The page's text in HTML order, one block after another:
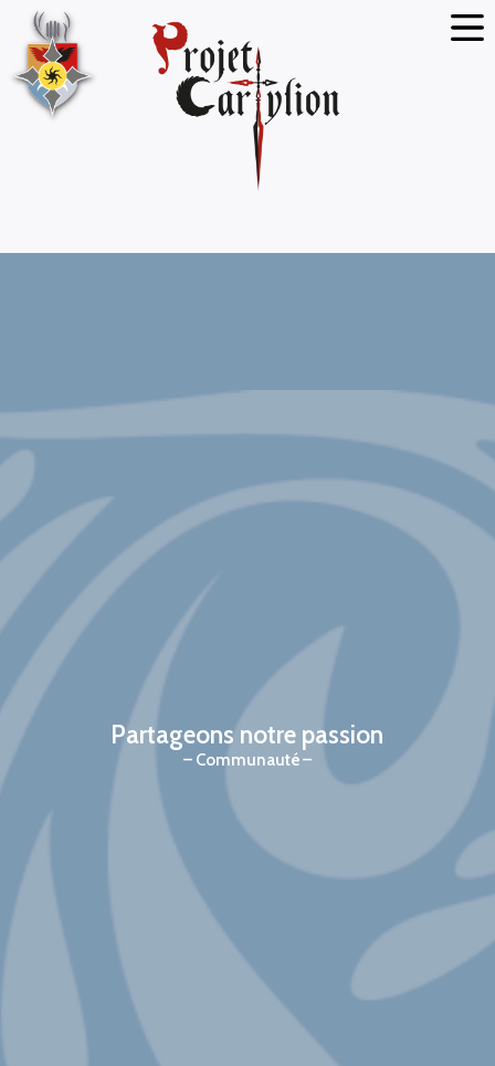
Partageons notre passion
Communauté